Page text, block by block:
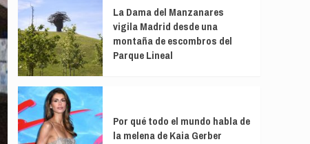
La Dama del Manzanares
vigila Madrid desde una
montaña de escombros del
Parque Lineal
Por qué todo el mundo habla de
la melena de Kaia Gerber